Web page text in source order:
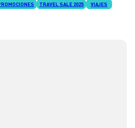
TRAVEL SALE 2025 VIAJES